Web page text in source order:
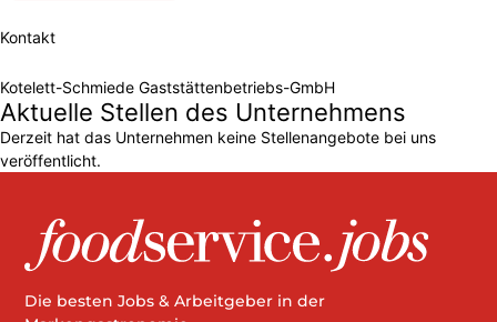
Kontakt
Kotelett-Schmiede Gaststättenbetriebs-GmbH
Aktuelle Stellen des Unternehmens
Derzeit hat das Unternehmen keine Stellenangebote bei uns
veröffentlicht.
Die besten Jobs & Arbeitgeber in der